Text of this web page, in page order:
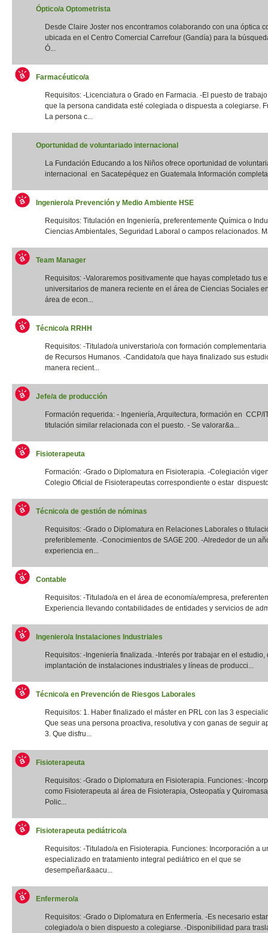
Óptico/a Optometrista
Desde Claire Joster nos encontramos colaborando con una óptica
ubicada en el Centro Comercial Carrefour (Gandía) para la
Ó...
Farmacéutico/a
Requisitos: -Licenciatura o Grado en Farmacia. -El puesto de
que la persona candidata esté colegiada o dispuesta a colegiarse.
La persona c...
Oportunidad de voluntariado internacional
La Fundación Educando a los Niños ofrece oportunidad de
internacional en Sacatepéquez en Guatemala Información
Ingeniero/a Prevención y Medio Ambiente HSE
Requisitos: Titulación en Ingeniería, preferentemente Química o
Ciencias Ambientales, Seguridad Laboral o campos relacionados.
Team Manager
Requisitos: -Valoraremos positivamente que hayas completado tus
universitarios de manera reciente en el área de Ciencias Sociales
área de econ...
Técnico/a RRHH
Requisitos: -Titulado/a universtario/a con formación
de Recursos Humanos. -Candidato/a que haya finalizado sus
manera recient...
Jefe/a de producción
Formación requerida: - Ingeniería, Arquitectura, formación en CCP/
titulación similar relacionada con el puesto. - Se valorar&a...
Fisioterapeuta
Formación: -Grado o Diplomatura en Fisioterapia. -Colegiación
Colegio Oficial de Fisioterapeutas correspondiente o estar
Técnico/a de gestión de nóminas
Requisitos: -Grado o Diplomatura en Relaciones Laborales o
preferiblemente. -Conocimientos de SAGE 200. -Alrededor de un
experiencia en...
Contable
Requisitos: -Titulado/a en el área de economía/empresa,
Experiencia llevando contabilidades de entidades y servicios de
Ingeniero/a Instalaciones Industriales
Requisitos: -Ingeniería finalizada. -Interés por trabajar en el estudio,
implantación de instalaciones industriales y líneas de producci...
Técnico/a en Prevención de Riesgos Laborales
Requisitos: 1. Haber finalizado el máster en PRL con las 3
Que seas una persona proactiva, resolutiva y con ganas de seguir
3. Que disfru...
Fisioterapeuta
Requisitos: -Grado o Diplomatura en Fisioterapia. Funciones: -
como Fisioterapeuta al área de Fisioterapia, Osteopatía y
Polic...
Fisioterapeuta pediátrico/a
Requisitos: -Titulado/a en Fisioterapia. Funciones: Incorporación a
especializado en tratamiento integral pediátrico en el que se
desempeñar&aacu...
Enfermero/a
Requisitos: -Grado o Diplomatura en Enfermería. -Es necesario estar
colegiado/a o bien dispuesto a colegiarse. -Disponibilidad para